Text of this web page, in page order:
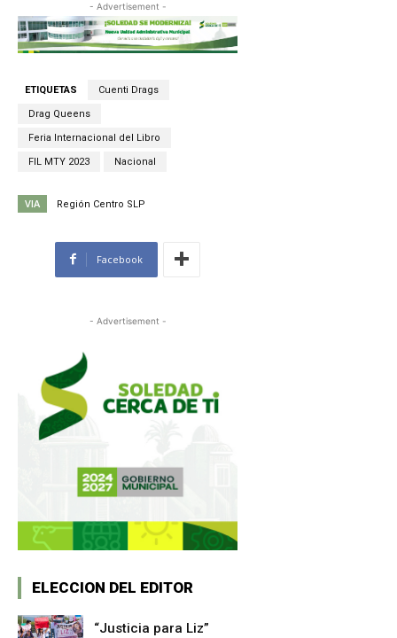
- Advertisement -
ETIQUETAS Cuenti Drags
Drag Queens
Feria Internacional del Libro
FIL MTY 2023 Nacional
VIA Región Centro SLP
Facebook
- Advertisement -
ELECCION DEL EDITOR
“Justicia para Liz”